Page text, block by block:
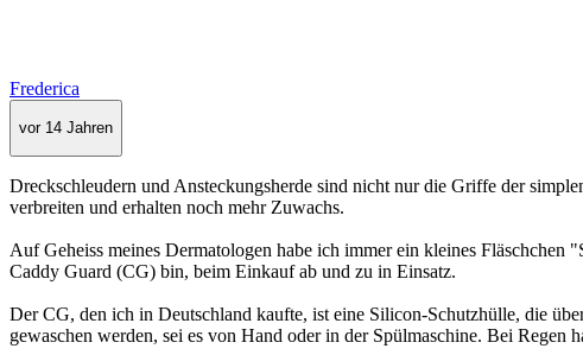
Frederica
vor 14 Jahren
Dreckschleudern und Ansteckungsherde sind nicht nur die Griffe der
verbreiten und erhalten noch mehr Zuwachs.
Auf Geheiss meines Dermatologen habe ich immer ein kleines
Caddy Guard (CG) bin, beim Einkauf ab und zu in Einsatz.
Der CG, den ich in Deutschland kaufte, ist eine Silicon-Schutzhülle, die
gewaschen werden, sei es von Hand oder in der Spülmaschine. Bei